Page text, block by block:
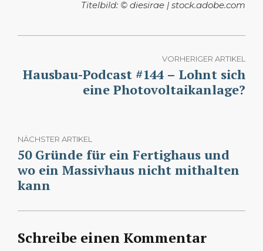
Titelbild: © diesirae | stock.adobe.com
VORHERIGER ARTIKEL
Hausbau-Podcast #144 – Lohnt sich
eine Photovoltaikanlage?
NÄCHSTER ARTIKEL
50 Gründe für ein Fertighaus und
wo ein Massivhaus nicht mithalten
kann
Schreibe einen Kommentar